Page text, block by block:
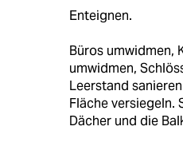
Enteignen.
Büros umwidmen,
umwidmen,
Leerstand
Fläche versiegeln.
Dächer und die